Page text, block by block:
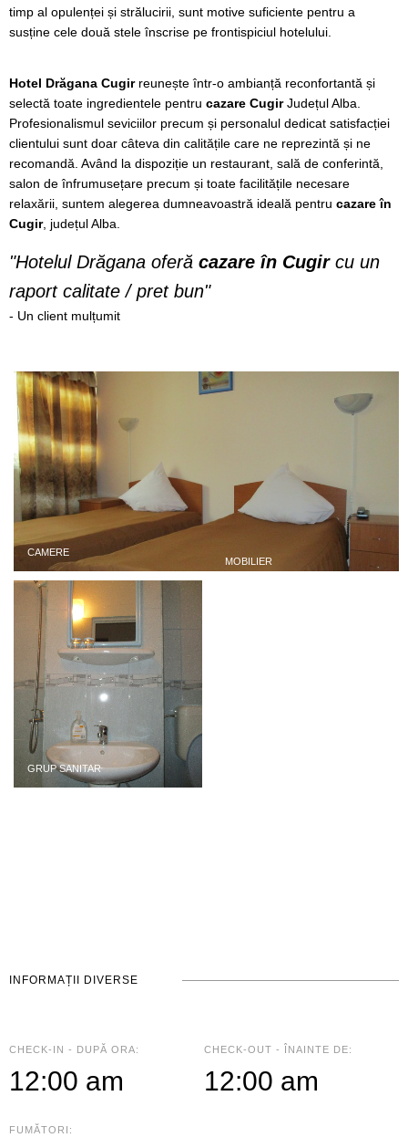
timp al opulenței și strălucirii, sunt motive suficiente pentru a
susține cele două stele înscrise pe frontispiciul hotelului.
Hotel Drăgana Cugirreunește într-o ambianță reconfortantă și
selectă toate ingredientele pentru cazare CugirJudețul Alba.
Profesionalismul seviciilor precum și personalul dedicat satisfacției
clientului sunt doar câteva din calitățile care ne reprezintă și ne
recomandă. Având la dispoziție un restaurant, sală de conferintă,
salon de înfrumusețare precum și toate facilitățile necesare
relaxării, suntem alegerea dumneavoastră ideală pentru cazare în
Cugir, județul Alba.
"Hotelul Drăgana oferă cazare în Cugircu un
raport calitate / pret bun"
- Un client mulțumit
CAMERE
GRUP SANITAR
MOBILIER
INFORMAȚII DIVERSE
CHECK-IN - DUPĂ ORA:
12:00 am
CHECK-OUT - ÎNAINTE DE:
12:00 am
FUMĂTORI: